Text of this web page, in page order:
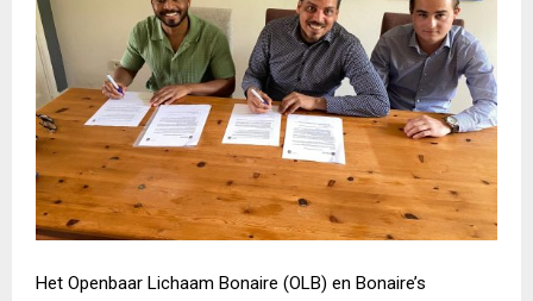
Het Openbaar Lichaam Bonaire (OLB) en Bonaire’s